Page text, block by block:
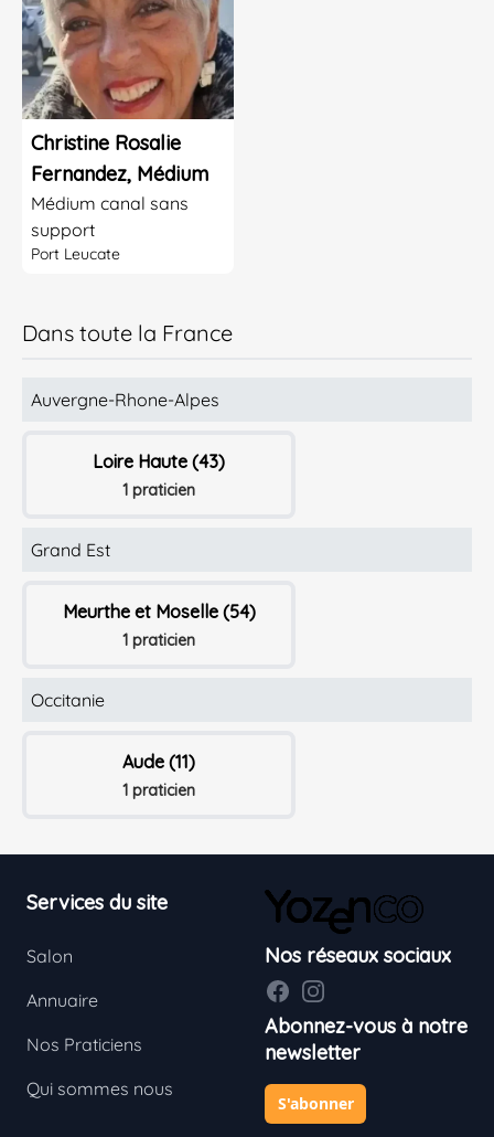
Christine Rosalie
Fernandez, Médium
Médium canal sans
support
Port Leucate
Dans toute la France
Auvergne-Rhone-Alpes
Loire Haute (43)
1 praticien
Grand Est
Meurthe et Moselle (54)
1 praticien
Occitanie
Aude (11)
1 praticien
Services du site
Salon
Annuaire
Nos Praticiens
Qui sommes nous
Nos réseaux sociaux
FacebookInstagram
Abonnez-vous à notre
newsletter
S'abonner